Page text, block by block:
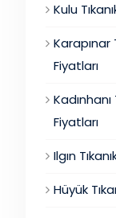
Kulu
Karapınar
Fiyatları
Kadınhanı
Fiyatları
Ilgın
Hüyük